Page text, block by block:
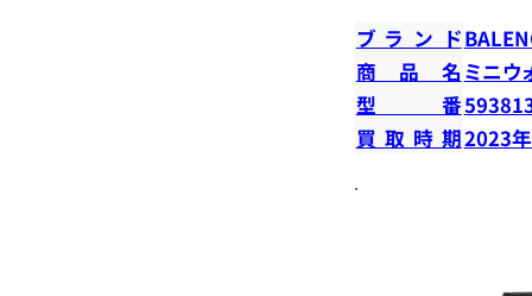
ブランド
商品名 ミニウ
型番
買取時期2023